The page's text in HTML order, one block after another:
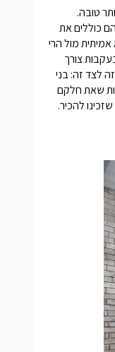
טובה.
כוללים את
מול הרי
צורך
לצד זה: בני
שאת חלקם
להכיר.